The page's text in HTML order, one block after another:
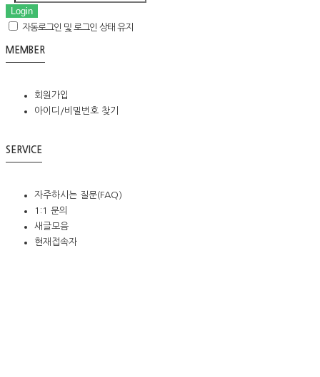
Login
자동로그인 및 로그인 상태 유지
MEMBER
회원가입
아이디/비밀번호 찾기
SERVICE
자주하시는 질문(FAQ)
1:1 문의
새글모음
현재접속자